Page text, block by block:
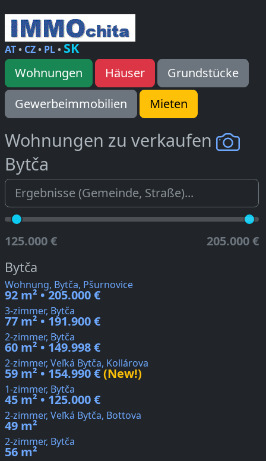
AT• CZ• PL• SK
Wohnungen Häuser
Grundstücke
Gewerbeimmobilien
Mieten
Wohnungen zu verkaufen
Bytča
125.000 € 205.000 €
Bytča
Wohnung, Bytča, Pšurnovice
92 m² • 205.000 €
3-zimmer, Bytča
77 m² • 191.900 €
2-zimmer, Bytča
60 m² • 149.998 €
2-zimmer, Veľká Bytča, Kollárova
59 m² • 154.990 €(New!)
1-zimmer, Bytča
45 m² • 125.000 €
2-zimmer, Veľká Bytča, Bottova
49 m²
2-zimmer, Bytča
56 m²